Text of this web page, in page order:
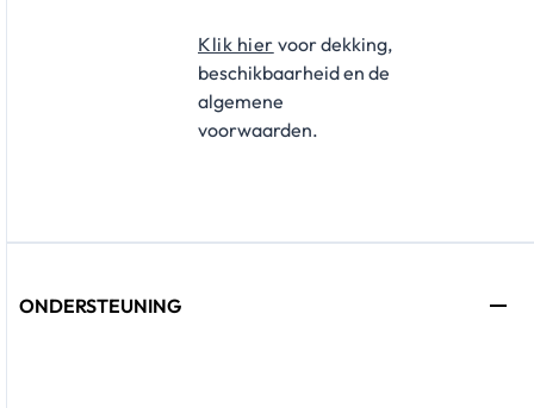
Klik hier voor dekking,
beschikbaarheid en de
algemene
voorwaarden.
ONDERSTEUNING